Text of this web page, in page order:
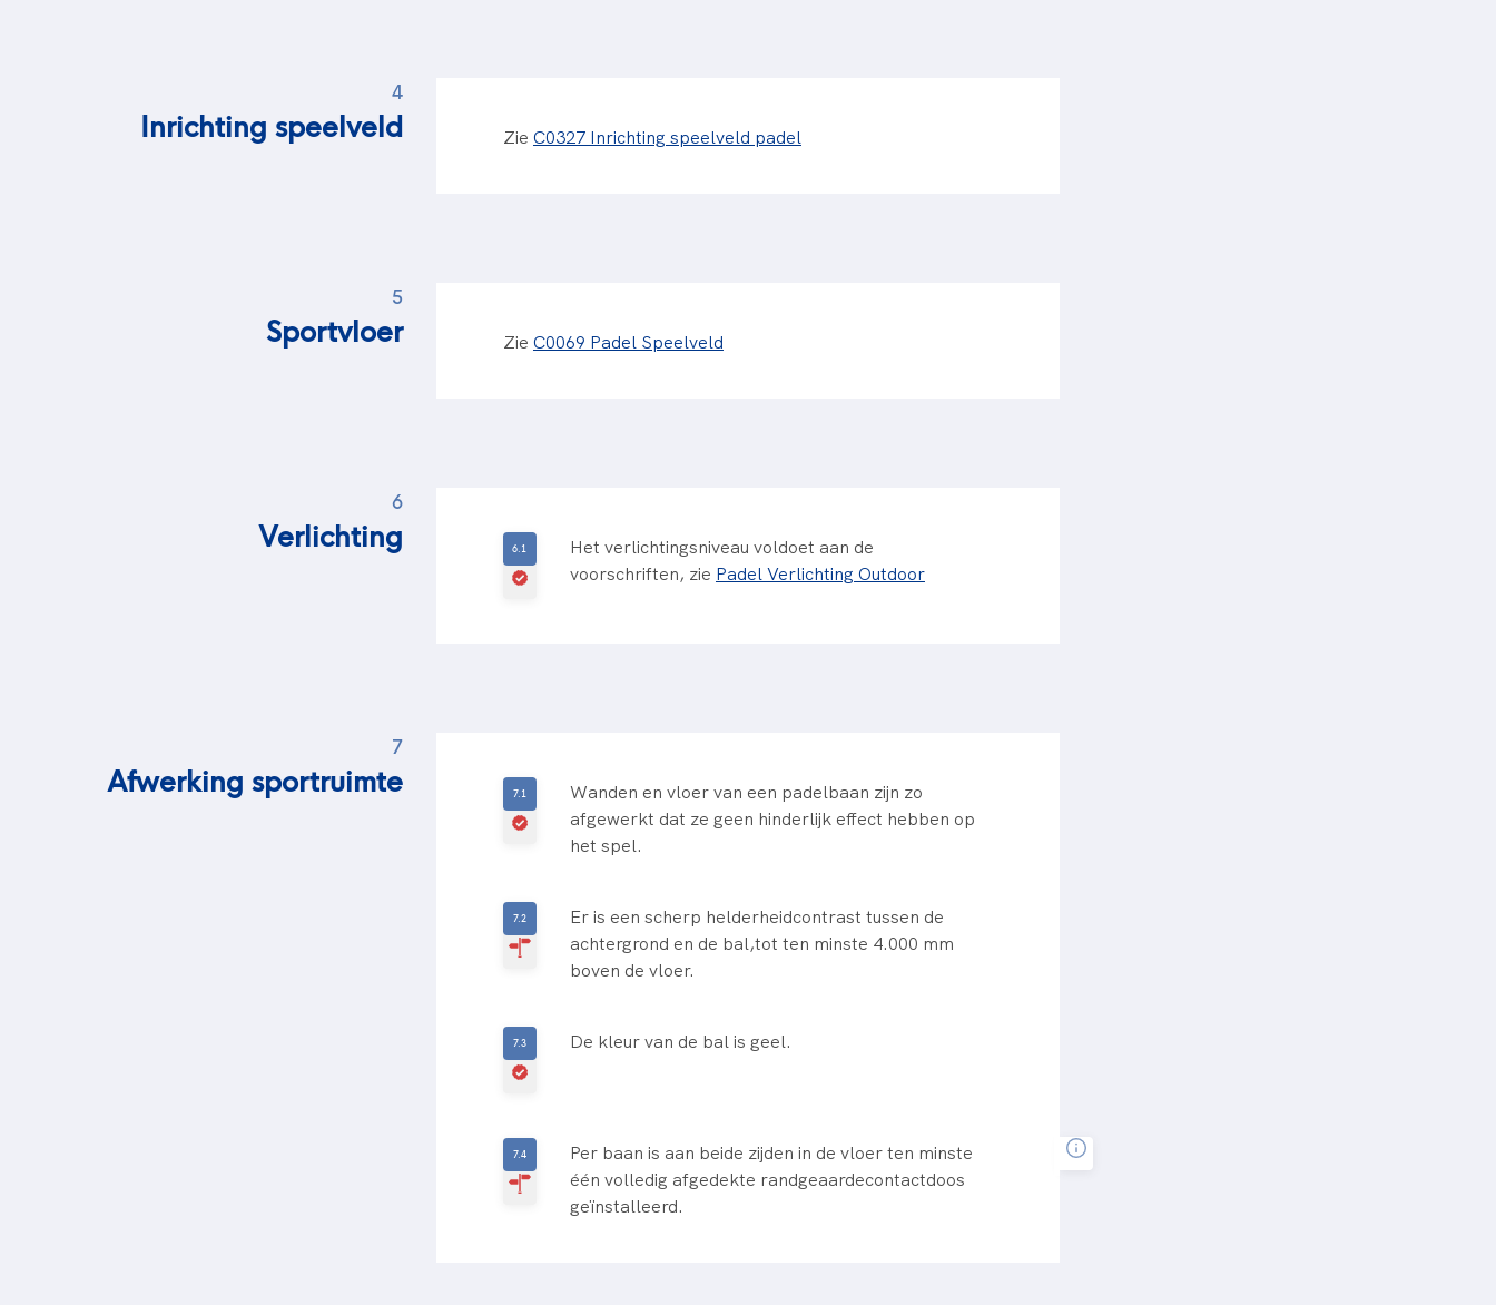
4
Inrichting speelveld Zie C0327 Inrichting speelveld padel
5
Sportvloer Zie C0069 Padel Speelveld
6
Verlichting
Het verlichtingsniveau voldoet aan de
voorschriften, zie Padel Verlichting Outdoor
7
Afwerking sportruimte
Wanden en vloer van een padelbaan zijn zo
afgewerkt dat ze geen hinderlijk effect hebben op
het spel.
Er is een scherp helderheidcontrast tussen de
achtergrond en de bal,tot ten minste 4.000 mm
boven de vloer.
De kleur van de bal is geel.
Per baan is aan beide zijden in de vloer ten minste
één volledig afgedekte randgeaardecontactdoos
geïnstalleerd.